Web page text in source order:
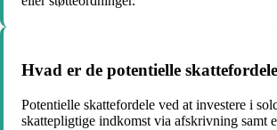
Hvad er de potentielle
Potentielle skattefordele ved at investere i
skattepligtige indkomst via afskrivning samt